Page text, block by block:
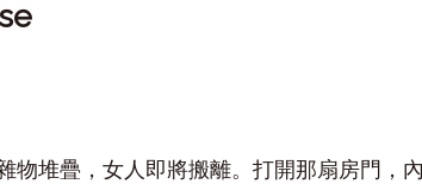
物堆疊，女人即將搬離。打開那扇房門，